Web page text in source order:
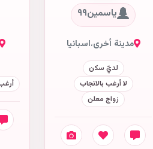
ياسمين٩٩
مدينة أخرى،اسبانيا
لديّ سكن
لا أرغب بالانجاب
زواج معلن